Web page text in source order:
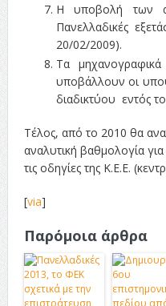
Η υποβολή των
Πανελλαδικές
20/02/2009).
Τα
υποβάλλουν οι
διαδικτύου εντός
Τέλος, από το 2010 θα
αναλυτική βαθμολογία
τις οδηγίες της Κ.Ε.Ε.
[via]
Παρόμοια άρθρα